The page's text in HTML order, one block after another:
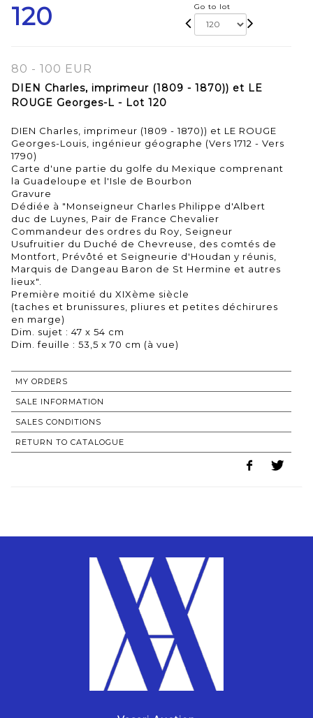
120 Go to lot
80 - 100 EUR
DIEN Charles, imprimeur (1809 - 1870)) et LE
ROUGE Georges-L - Lot 120
DIEN Charles, imprimeur (1809 - 1870)) et LE ROUGE
Georges-Louis, ingénieur géographe (Vers 1712 - Vers
1790)
Carte d'une partie du golfe du Mexique comprenant
la Guadeloupe et l'Isle de Bourbon
Gravure
Dédiée à "Monseigneur Charles Philippe d'Albert
duc de Luynes, Pair de France Chevalier
Commandeur des ordres du Roy, Seigneur
Usufruitier du Duché de Chevreuse, des comtés de
Montfort, Prévôté et Seigneurie d'Houdan y réunis,
Marquis de Dangeau Baron de St Hermine et autres
lieux".
Première moitié du XIXème siècle
(taches et brunissures, pliures et petites déchirures
en marge)
Dim. sujet : 47 x 54 cm
MY ORDERS
SALE INFORMATION
SALES CONDITIONS
RETURN TO CATALOGUE